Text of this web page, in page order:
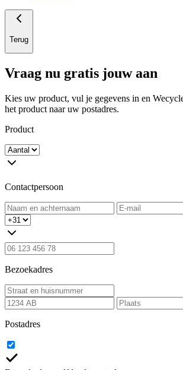
Terug
Vraag nu gratis jouw aan
Kies uw product, vul je gegevens in en
het product naar uw postadres.
Product
Contactpersoon
Bezoekadres
Postadres